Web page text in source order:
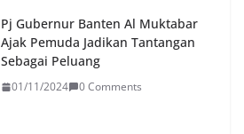
Pj Gubernur Banten Al Muktabar
Ajak Pemuda Jadikan Tantangan
Sebagai Peluang
01/11/2024 0 Comments